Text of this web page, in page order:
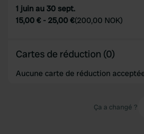
provided to them or that they’ve
of their services.
1 juin au 30 sept.
15,00 € - 25,00 €(200,00 NOK)
Cartes de réduction (0)
Aucune carte de réduction
Ça a changé ?